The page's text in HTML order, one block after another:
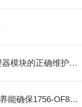
简述AB处理器模块的正确维护保养方法
定期维护保养能确保1756-OF8处理器模块的长期稳定性